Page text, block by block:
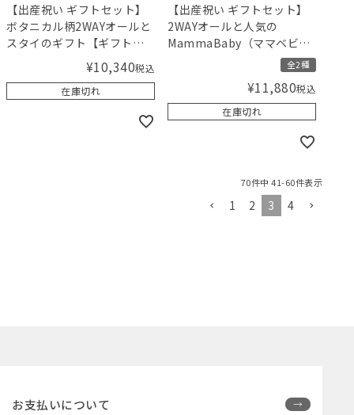
【出産祝い ギフトセット】
ボタニカル柄2WAYオールと
スタイのギフト【ギフトボ
ックス入り】／Amingオリ
¥10,340税込
在庫切れ
【出産祝い ギフトセット】
2WAYオールと人気の
MammaBaby（ママベビ
ー）ソープ＆ミルクローシ
ョンギフト 【ギフトボック
ス入り】／Amingオリジナ
ルセット
全2種
¥11,880税込
在庫切れ
70件中 41-60件表示
1 2 3 4
お支払いについて